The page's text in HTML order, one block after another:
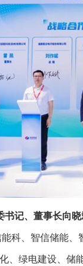
书记、董事长向
、智信储能、
、绿电建设、